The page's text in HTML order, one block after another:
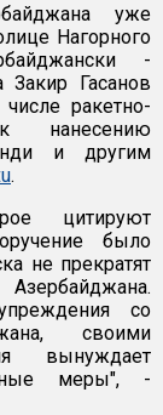
уже
Нагорного
-
Закир Гасанов
ракетно-
к нанесению
и другим
.
цитируют
было
не прекратят
со
своими
вынуждает
меры", -